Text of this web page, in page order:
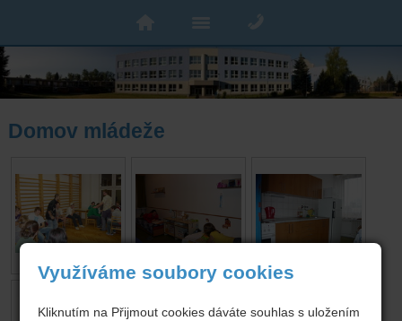
Domov mládeže
Využíváme soubory cookies
Kliknutím na Přijmout cookies dáváte souhlas s uložením